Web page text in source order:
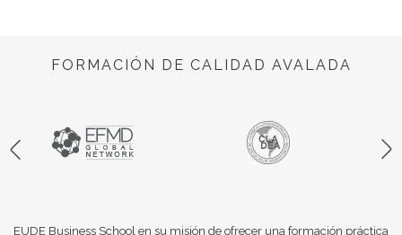
FORMACIÓN DE CALIDAD AVALADA
EUDE Business School en su misión de ofrecer una formación práctica